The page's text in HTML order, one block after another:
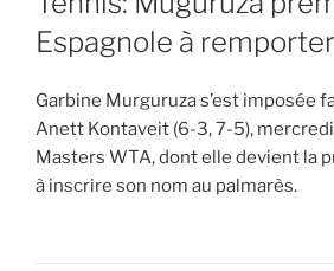
Espagnole à
Garbine Murguruza s’est imposée
Anett Kontaveit (6-3, 7-5),
Masters WTA, dont elle devient la
à inscrire son nom au palmarès.